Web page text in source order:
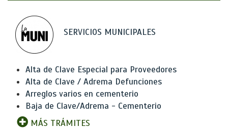
SERVICIOS MUNICIPALES
Alta de Clave Especial para Proveedores
Alta de Clave / Adrema Defunciones
Arreglos varios en cementerio
Baja de Clave/Adrema - Cementerio
MÁS TRÁMITES